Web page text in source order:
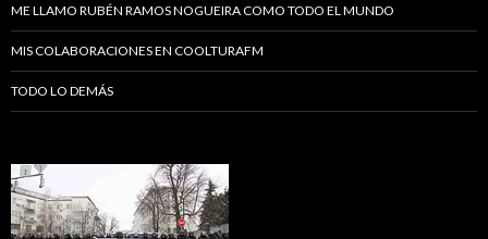
ME LLAMO RUBÉN RAMOS NOGUEIRA COMO TODO EL MUNDO
MIS COLABORACIONES EN COOLTURAFM
TODO LO DEMÁS